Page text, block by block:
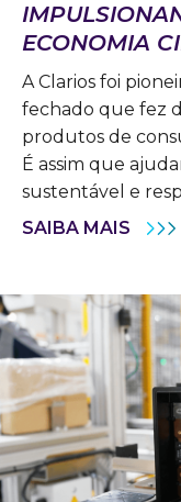
ECONOMIA
A Clarios foi
fechado que fez
produtos de
É assim que
sustentável e
SAIBA MAIS